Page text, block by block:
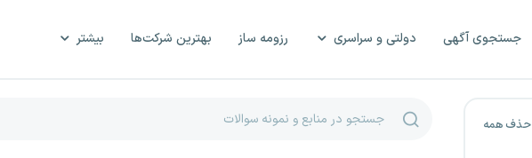
جستجوی آگهی دولتی و سراسری رزومه ساز بهترین شرکت‌ها بیشتر
حذف همه